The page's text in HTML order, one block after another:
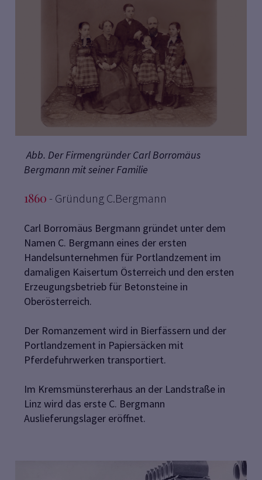
Abb. Der Firmengründer Carl Borromäus
Bergmann mit seiner Familie
1860 - Gründung C.Bergmann
Carl Borromäus Bergmann gründet unter dem
Namen C. Bergmann eines der ersten
Handelsunternehmen für Portlandzement im
damaligen Kaisertum Österreich und den ersten
Erzeugungsbetrieb für Betonsteine in
Oberösterreich.
Der Romanzement wird in Bierfässern und der
Portlandzement in Papiersäcken mit
Pferdefuhrwerken transportiert.
Im Kremsmünstererhaus an der Landstraße in
Linz wird das erste C. Bergmann
Auslieferungslager eröffnet.